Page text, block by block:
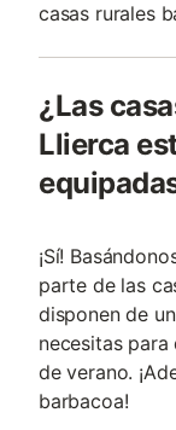
casas rurales
¿Las
Llierca
¡Sí!
parte de las
disponen de
necesitas
de verano.
barbacoa!